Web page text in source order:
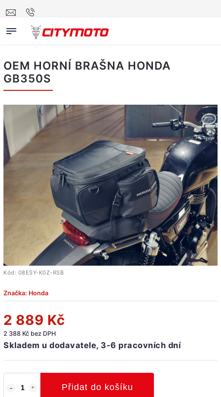
OEM HORNÍ BRAŠNA HONDA
GB350S
Kód: 08ESY-K0Z-RSB
Značka: Honda
2 889 Kč
2 388 Kč bez DPH
Skladem u dodavatele, 3-6 pracovních dní
Přidat do košíku